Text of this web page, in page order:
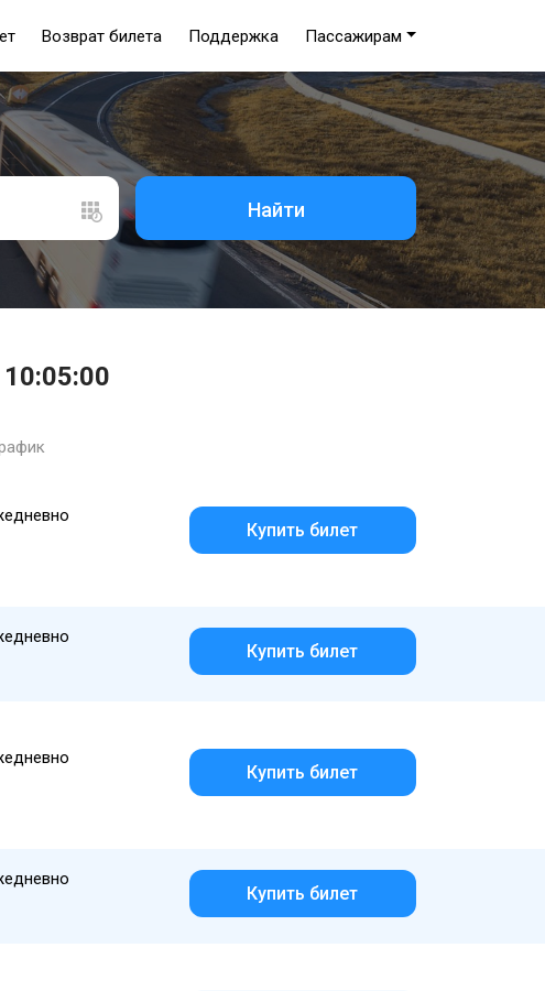
Возврат билета Поддержка Пассажирам
Найти
Купить билет
Купить билет
Купить билет
Купить билет